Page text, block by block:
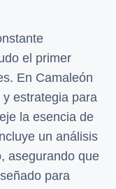
el primer
En Camaleón
estrategia para
la esencia de
un análisis
asegurando que
para